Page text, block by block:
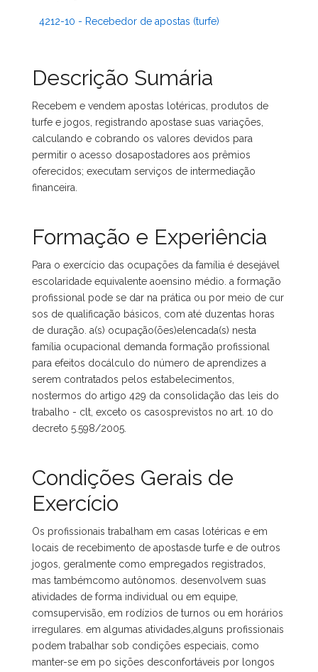
4212-10 - Recebedor de apostas (turfe)
Descrição Sumária
Recebem e vendem apostas lotéricas, produtos de
turfe e jogos, registrando apostase suas variações,
calculando e cobrando os valores devidos para
permitir o acesso dosapostadores aos prêmios
oferecidos; executam serviços de intermediação
financeira.
Formação e Experiência
Para o exercício das ocupações da família é desejável
escolaridade equivalente aoensino médio. a formação
profissional pode se dar na prática ou por meio de cur
sos de qualificação básicos, com até duzentas horas
de duração. a(s) ocupação(ões)elencada(s) nesta
família ocupacional demanda formação profissional
para efeitos docálculo do número de aprendizes a
serem contratados pelos estabelecimentos,
nostermos do artigo 429 da consolidação das leis do
trabalho - clt, exceto os casosprevistos no art. 10 do
decreto 5.598/2005.
Condições Gerais de
Exercício
Os profissionais trabalham em casas lotéricas e em
locais de recebimento de apostasde turfe e de outros
jogos, geralmente como empregados registrados,
mas tambémcomo autônomos. desenvolvem suas
atividades de forma individual ou em equipe,
comsupervisão, em rodízios de turnos ou em horários
irregulares. em algumas atividades,alguns profissionais
podem trabalhar sob condições especiais, como
manter-se em po sições desconfortáveis por longos